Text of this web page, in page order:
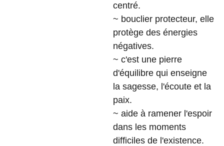
centré.
~ bouclier protecteur, elle
protège des énergies
négatives.
~ c'est une pierre
d'équilibre qui enseigne
la sagesse, l'écoute et la
paix.
~ aide à ramener l'espoir
dans les moments
difficiles de l'existence.